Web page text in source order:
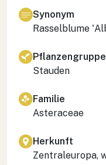
Synonym
Rasselblume
Pflanzengruppe
Stauden
Familie
Asteraceae
Herkunft
Zentraleuropa,